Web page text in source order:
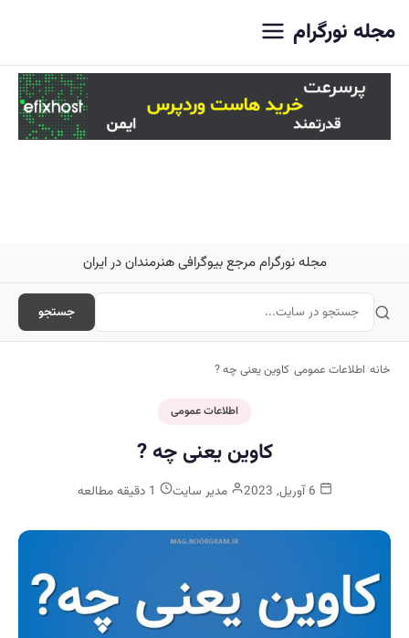
مجله نورگرام
مجله نورگرام مرجع بیوگرافی هنرمندان در ایران
جستجو
خانه/اطلاعات عمومی/کاوین یعنی چه ?
اطلاعات عمومی
کاوین یعنی چه ?
مدیر سایت